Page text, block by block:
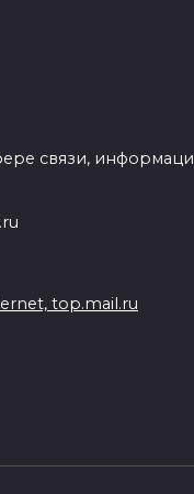
связи,
top.mail.ru